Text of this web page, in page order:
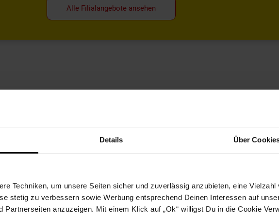
Details Über
Techniken, um unsere Seiten sicher und zuverlässig anzubieten, eine Vielzahl
stetig zu verbessern sowie Werbung entsprechend Deinen Interessen auf
Partnerseiten anzuzeigen. Mit einem Klick auf „Ok“ willigst Du in die Cookie
Alle Filialangebote ansehen
Start
du dein Baby schrittweise und sicher an feste Nahrung heranführst. Von den ersten Brei-Rezepten bis
Empfehlungen wird der Start in die Beikostzeit kinderleicht und stressfrei. Jetzt im Netto Online-
wissen musst
– wie Babybrei, pürierte Speisen oder weiches Fingerfood – um es allmählich an feste Beköstigung
erstes Beikostprodukt ist Brei aus Gemüse, Obst oder Getreide.
ersten Lebensmonaten steht Milchnahrung im Mittelpunkt. liefert eine optimale
füttern und zufüttern. Diese ist speziell auf die Bedürfnisse von Neugeborenen abgestimmt und enthält